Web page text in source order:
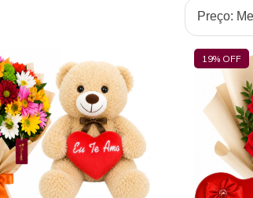
19% OFF